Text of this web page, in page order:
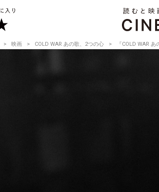
映画 COLD WAR あの歌、2つの心 『COLD WAR